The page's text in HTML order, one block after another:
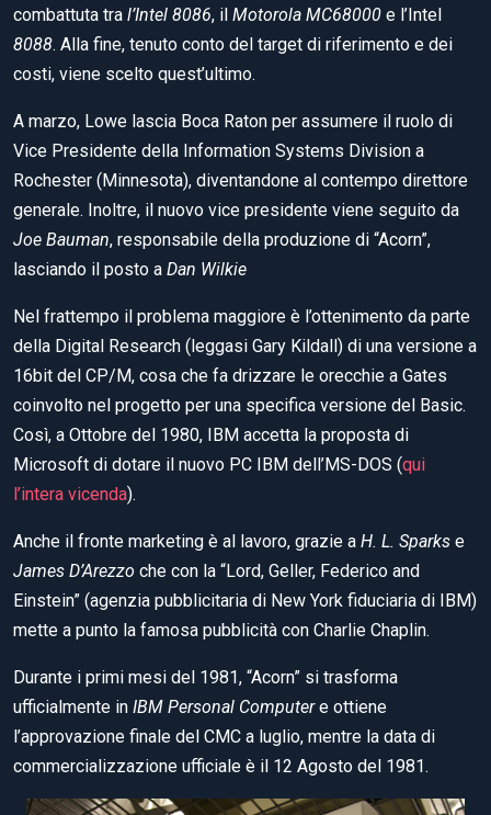
combattuta tra l’Intel 8086, il Motorola MC68000 e l’Intel
8088. Alla fine, tenuto conto del target di riferimento e dei
costi, viene scelto quest’ultimo.
A marzo, Lowe lascia Boca Raton per assumere il ruolo di
Vice Presidente della Information Systems Division a
Rochester (Minnesota), diventandone al contempo direttore
generale. Inoltre, il nuovo vice presidente viene seguito da
Joe Bauman, responsabile della produzione di “Acorn”,
lasciando il posto a Dan Wilkie
Nel frattempo il problema maggiore è l’ottenimento da parte
della Digital Research (leggasi Gary Kildall) di una versione a
16bit del CP/M, cosa che fa drizzare le orecchie a Gates
coinvolto nel progetto per una specifica versione del Basic.
Così, a Ottobre del 1980, IBM accetta la proposta di
Microsoft di dotare il nuovo PC IBM dell’MS-DOS (qui
l’intera vicenda).
Anche il fronte marketing è al lavoro, grazie a H. L. Sparks e
James D’Arezzo che con la “Lord, Geller, Federico and
Einstein” (agenzia pubblicitaria di New York fiduciaria di IBM)
mette a punto la famosa pubblicità con Charlie Chaplin.
Durante i primi mesi del 1981, “Acorn” si trasforma
ufficialmente in IBM Personal Computere ottiene
l’approvazione finale del CMC a luglio, mentre la data di
commercializzazione ufficiale è il 12 Agosto del 1981.